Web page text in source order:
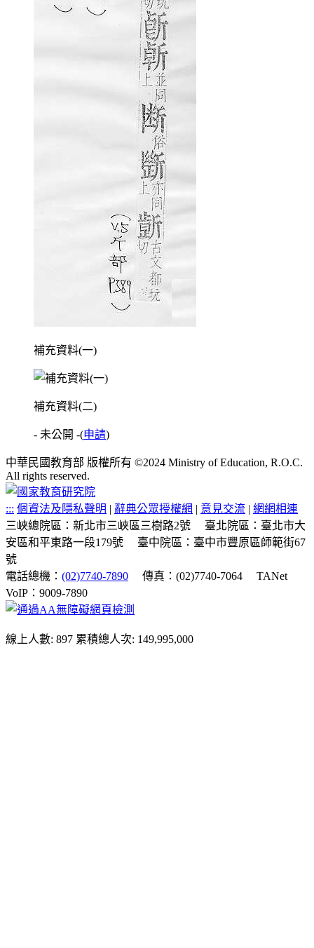
補充資料(一)
補充資料(二)
- 未公開 -(申請)
中華民國教育部 版權所有 ©2024 Ministry of Education, R.O.C.
All rights reserved.
::: 個資法及隱私聲明 | 辭典公眾授權網 | 意見交流 | 網網相連
三峽總院區：新北市三峽區三樹路2號
臺北院區：臺北市大
安區和平東路一段179號
臺中院區：臺中市豐原區師範街67
號
電話總機： (02)7740-7890 傳真：(02)7740-7064
TANet
VoIP：9009-7890
線上人數: 897 累積總人次: 149,995,000